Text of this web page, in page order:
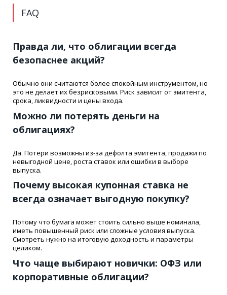
FAQ
Правда ли, что облигации всегда
безопаснее акций?
Обычно они считаются более спокойным инструментом, но
это не делает их безрисковыми. Риск зависит от эмитента,
срока, ликвидности и цены входа.
Можно ли потерять деньги на
облигациях?
Да. Потери возможны из-за дефолта эмитента, продажи по
невыгодной цене, роста ставок или ошибки в выборе
выпуска.
Почему высокая купонная ставка не
всегда означает выгодную покупку?
Потому что бумага может стоить сильно выше номинала,
иметь повышенный риск или сложные условия выпуска.
Смотреть нужно на итоговую доходность и параметры
целиком.
Что чаще выбирают новички: ОФЗ или
корпоративные облигации?